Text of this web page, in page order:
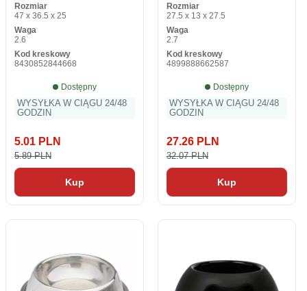
Rozmiar
47 x 36.5 x 25
Waga
2.6
Kod kreskowy
8430852844668
Dostępny
WYSYŁKA W CIĄGU 24/48
GODZIN
5.01 PLN
5.89 PLN
Kup
sztuk)
Rozmiar
27.5 x 13 x 27.5
Waga
2.7
Kod kreskowy
4899888662587
Dostępny
WYSYŁKA W CIĄGU 24/48
GODZIN
27.26 PLN
32.07 PLN
Kup